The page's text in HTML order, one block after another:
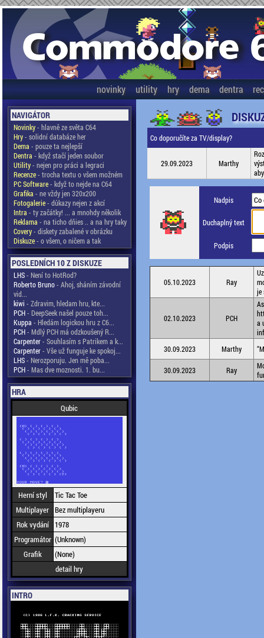
novinky utility hry dema dentra
NAVIGÁTOR
Novinky- hlavně ze světa C64
Hry- solidní databáze her
Dema - pouze ta nejlepší
Dentra - když stačí jeden soubor
Utility- nejen pro práci a legraci
Recenze- trocha textu o všem možném
PC Software- když to nejde na C64
Grafika - ne vždy jen 320x200
Fotogalerie- důkazy nejen z akcí
Intra - ty začátky! ... a mnohdy několik
Reklama - na ticho dňies .. a na hry taky
Covery- diskety zabalené v obrázku
Diskuze- o všem, o ničem a tak
POSLEDNÍCH 10 Z DISKUZE
LHS- Není to HotRod?
Roberto Bruno- Ahoj, sháním závodní
vid...
kiwi - Zdravim, hledam hru, kte...
PCH- DeepSeek našel pouze toh...
Kuppa - Hledám logickou hru z C6...
PCH- Mdlý PCH má odzkoušený R...
Carpenter- Souhlasím s Patrikem a k...
Carpenter- Vše už funguje ke spokoj...
LHS- Nerozporuju. Jen mě poba...
PCH- Mas dve moznosti. 1. bu...
HRA
Qubic
Herní styl
Tic Tac Toe
Multiplayer Bez multiplayeru
Rok vydání
1978
Programátor (Unknown)
Grafik
(None)
detail hry
INTRO
Co doporučíte za TV/display?
29.09.2023 Marthy
Nadpis
Duchaplný text
Podpis
05.10.2023 Ray
je
02.10.2023 PCH
a
30.09.2023
Marthy
30.09.2023 Ray